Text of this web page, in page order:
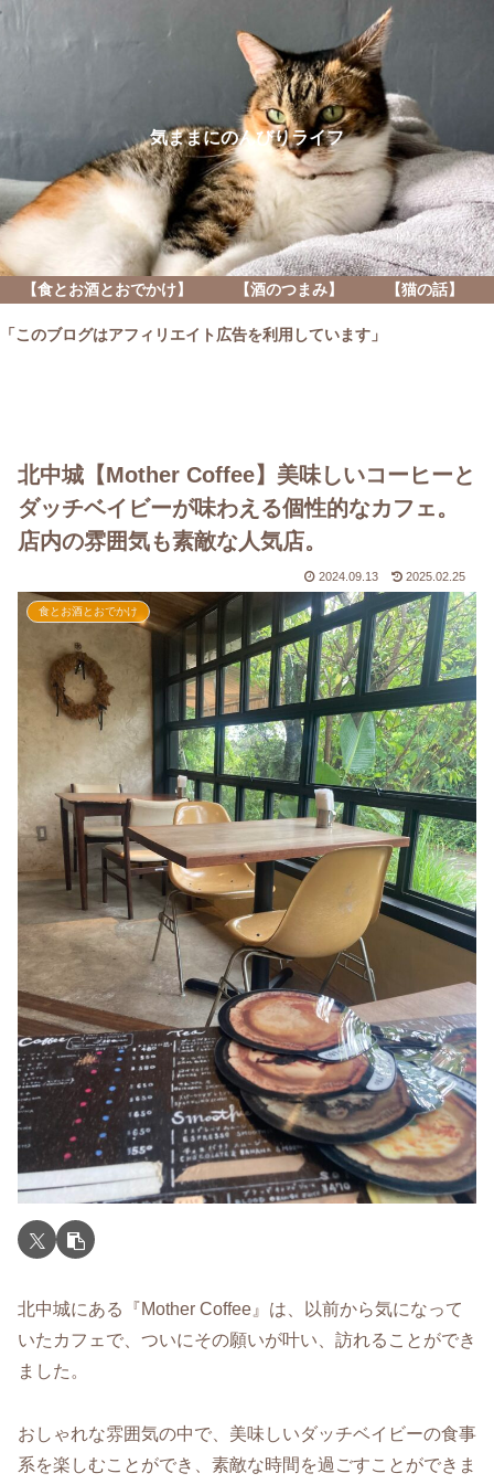
気ままにのんびりライフ
【食とお酒とおでかけ】 【酒のつまみ】 【猫の話】
「このブログはアフィリエイト広告を利用しています」
北中城【Mother Coffee】美味しいコーヒーと
ダッチベイビーが味わえる個性的なカフェ。
店内の雰囲気も素敵な人気店。
2024.09.13 2025.02.25
食とお酒とおでかけ
北中城にある『Mother Coffee』は、以前から気になって
いたカフェで、ついにその願いが叶い、訪れることができ
ました。
おしゃれな雰囲気の中で、美味しいダッチベイビーの食事
系を楽しむことができ、素敵な時間を過ごすことができま